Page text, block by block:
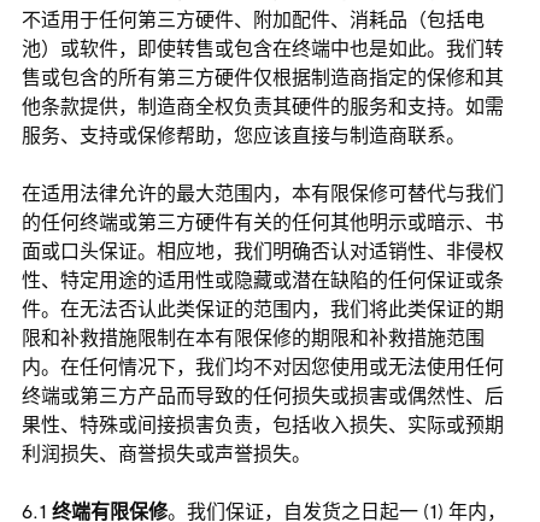
不适用于任何第三方硬件、附加配件、消耗品（包括电
池）或软件，即使转售或包含在终端中也是如此。我们转
售或包含的所有第三方硬件仅根据制造商指定的保修和其
他条款提供，制造商全权负责其硬件的服务和支持。如需
服务、支持或保修帮助，您应该直接与制造商联系。
在适用法律允许的最大范围内，本有限保修可替代与我们
的任何终端或第三方硬件有关的任何其他明示或暗示、书
面或口头保证。相应地，我们明确否认对适销性、非侵权
性、特定用途的适用性或隐藏或潜在缺陷的任何保证或条
件。在无法否认此类保证的范围内，我们将此类保证的期
限和补救措施限制在本有限保修的期限和补救措施范围
内。在任何情况下，我们均不对因您使用或无法使用任何
终端或第三方产品而导致的任何损失或损害或偶然性、后
果性、特殊或间接损害负责，包括收入损失、实际或预期
利润损失、商誉损失或声誉损失。
终端有限保修。我们保证，自发货之日起一 (1) 年内，